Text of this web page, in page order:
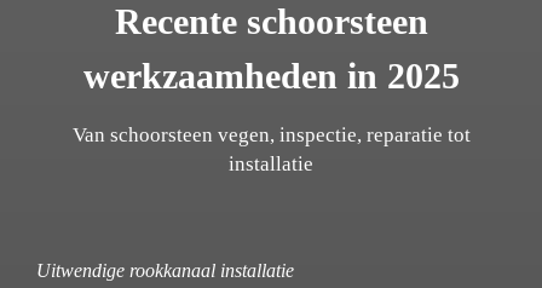
Recente schoorsteen
werkzaamheden in 2025
Van schoorsteen vegen, inspectie, reparatie tot
installatie
Uitwendige rookkanaal installatie